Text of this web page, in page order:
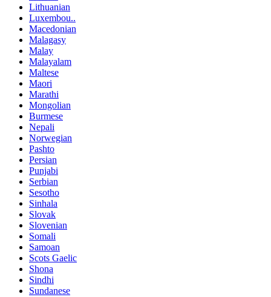
Lithuanian
Luxembou..
Macedonian
Malagasy
Malay
Malayalam
Maltese
Maori
Marathi
Mongolian
Burmese
Nepali
Norwegian
Pashto
Persian
Punjabi
Serbian
Sesotho
Sinhala
Slovak
Slovenian
Somali
Samoan
Scots Gaelic
Shona
Sindhi
Sundanese